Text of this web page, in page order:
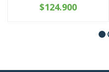
$124.900